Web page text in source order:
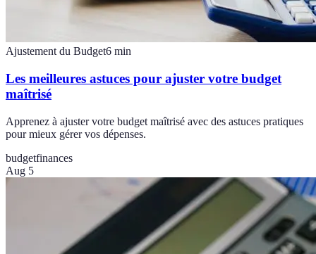
Ajustement du Budget6 min
Les meilleures astuces pour ajuster votre budget
maîtrisé
Apprenez à ajuster votre budget maîtrisé avec des astuces pratiques
pour mieux gérer vos dépenses.
budgetfinances
Aug 5